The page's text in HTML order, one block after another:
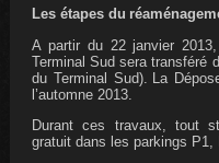
Les étapesdu
A partir du 22janvier 2013,
Terminal Sud sera transféré
du Terminal Sud). La D
l’automne 2013.
Durant ces travaux, tout
gratuit dans les parkings P1,